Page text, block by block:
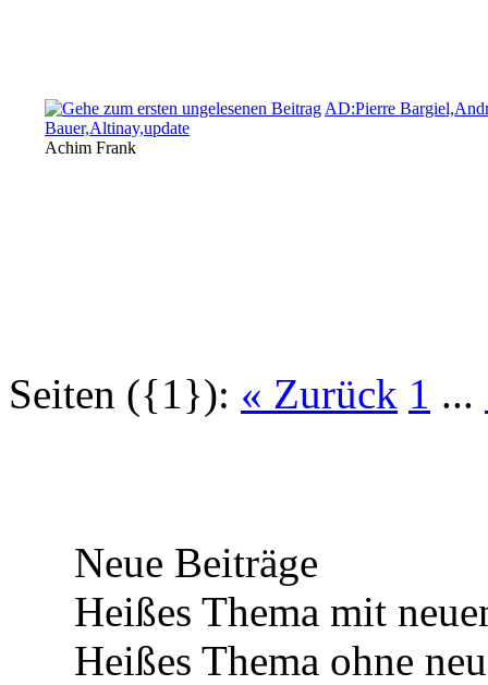
AD:Pierre
Bauer,Altinay,update
Achim Frank
Seiten ({1}): « Zurück 1 ...
Neue Beiträge
Heißes Thema mit
Heißes Thema ohne